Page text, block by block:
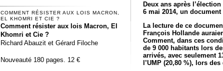
Deux ans après
6 mai 2014, un
La lecture de ce
François Hollande
Comment, dans ces
de 9 000 habitants lors
arrivés, avec seulement
l’UMP (20,80 %), lors
COMMENT RÉSISTER AUX LOIS MACRON,
EL KHOMRI ET CIE ?
Comment résister aux lois Macron, El
Khomri et Cie ?
Richard Abauzit et Gérard Filoche
Nouveauté 180 pages. 12 €